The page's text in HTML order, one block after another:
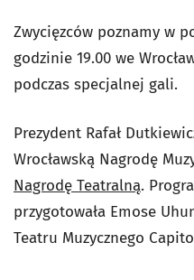
Zwycięzców poznamy w
godzinie 19.00 we
podczas specjalnej gali.
Prezydent Rafał
Wrocławską Nagrodę
Nagrodę Teatralną.
przygotowała Emose
Teatru Muzycznego